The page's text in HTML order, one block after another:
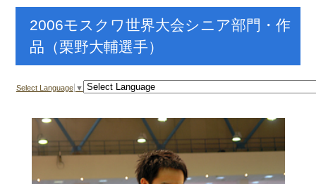
2006モスクワ世界大会シニア部門・作
品（栗野大輔選手）
Select Language ▼